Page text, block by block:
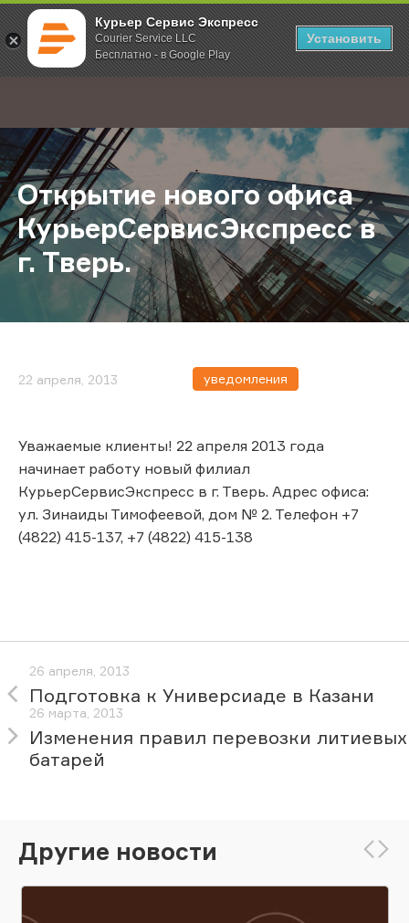
Курьер Сервис Экспресс
Courier Service LLC
Бесплатно - в Google Play
Установить
; Главная О компании Новости Открытие нового офиса
Открытие нового офиса
КурьерСервисЭкспресс в
г. Тверь.
22 апреля, 2013 уведомления
Уважаемые клиенты! 22 апреля 2013 года
начинает работу новый филиал
КурьерСервисЭкспресс в г. Тверь. Адрес офиса:
ул. Зинаиды Тимофеевой, дом № 2. Телефон +7
(4822) 415-137, +7 (4822) 415-138
26 апреля, 2013
Подготовка к Универсиаде в Казани
26 марта, 2013
Изменения правил перевозки литиевых
батарей
Другие новости